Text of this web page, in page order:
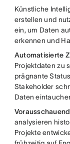
Künstliche
erstellen und
ein, um Daten
erkennen und
Automatisierte
Projektdaten zu
prägnante
Stakeholder
Daten
analysieren
Projekte